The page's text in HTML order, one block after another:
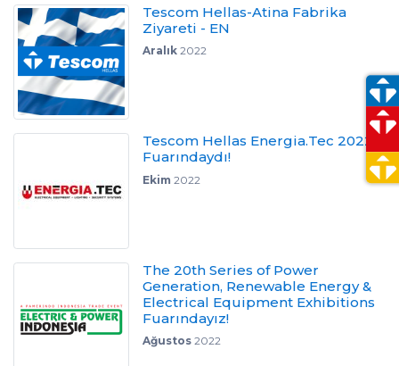
Tescom Hellas-Atina Fabrika
Ziyareti - EN
Aralık2022
Tescom Hellas Energia.Tec 2022
Fuarındaydı!
Ekim 2022
The 20th Series of Power
Generation, Renewable Energy &
Electrical Equipment Exhibitions
Fuarındayız!
Ağustos2022